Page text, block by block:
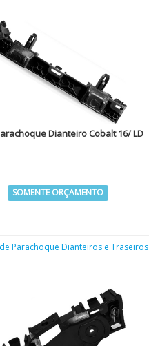
Dianteiro Cobalt 16/ LD
SOMENTE ORÇAMENTO
Parachoque Dianteiros e Traseiros